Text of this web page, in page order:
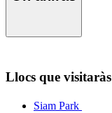
Llocs que visitaràs
Siam Park